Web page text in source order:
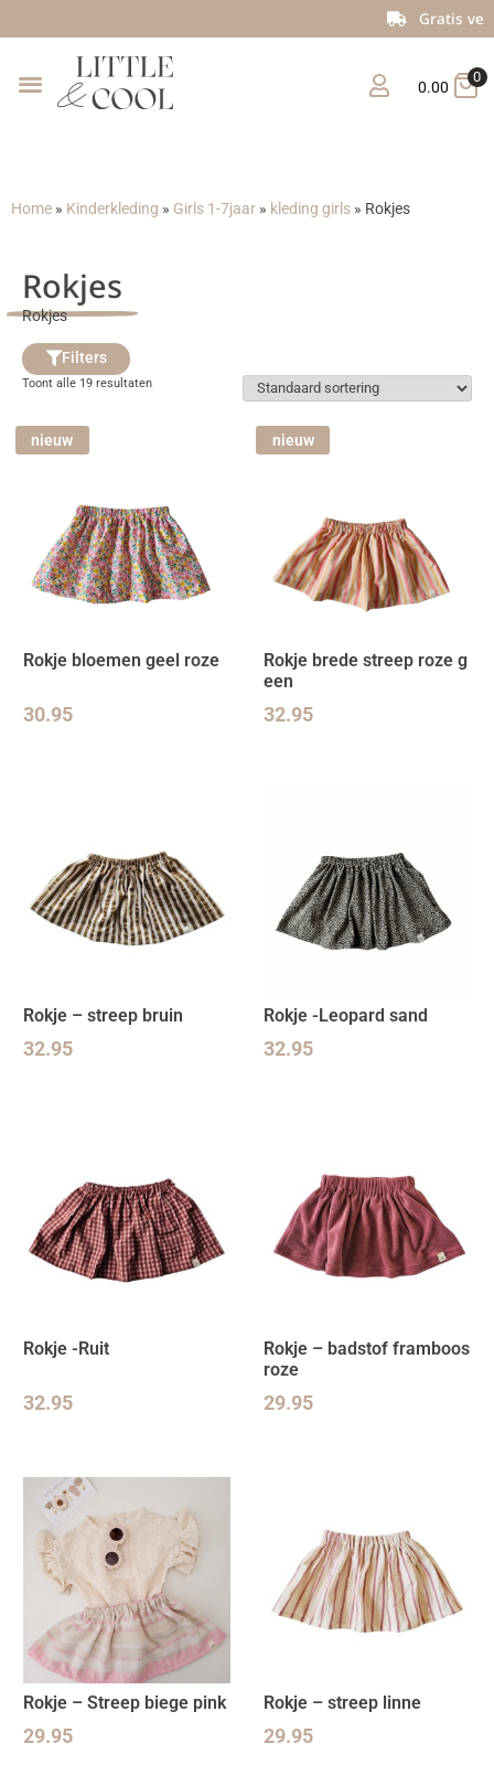
Gratis verzending vanaf €150
0.00
0
Home » Kinderkleding » Girls 1-7jaar » kleding girls » Rokjes
Rokjes
Rokjes
Filters
Toont alle 19 resultaten
nieuw
Rokje bloemen geel roze
30.95
nieuw
Rokje brede streep roze g
een
32.95
Rokje – streep bruin
32.95
Rokje -Leopard sand
32.95
Rokje -Ruit
32.95
Rokje – badstof framboos
roze
29.95
Rokje – Streep biege pink
29.95
Rokje – streep linne
29.95